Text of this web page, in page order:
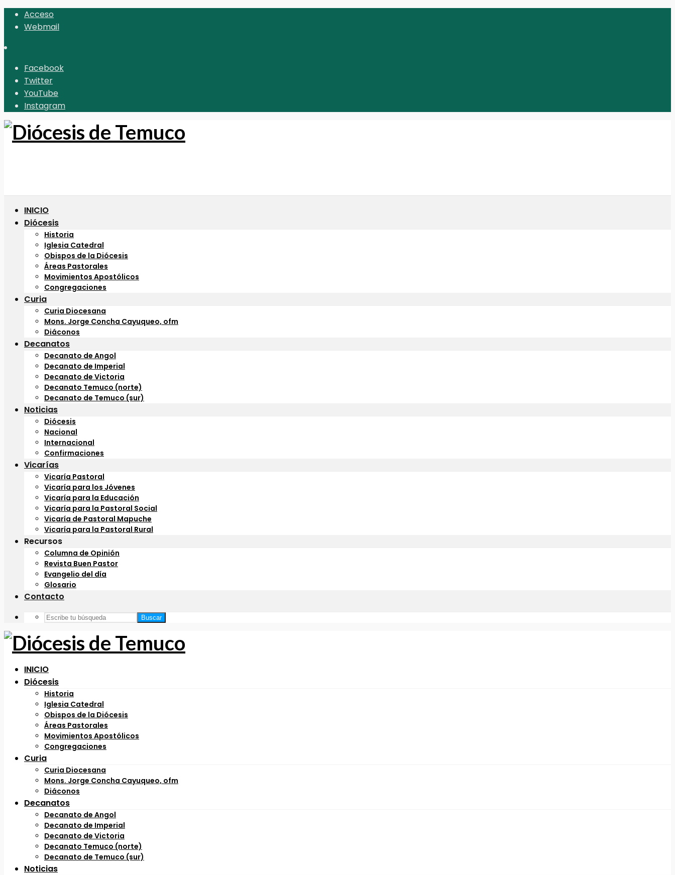
Acceso
Webmail
Facebook
Twitter
YouTube
Instagram
INICIO
Diócesis
Historia
Iglesia Catedral
Obispos de la Diócesis
Áreas Pastorales
Movimientos Apostólicos
Congregaciones
Curia
Curia Diocesana
Mons. Jorge Concha Cayuqueo, ofm
Diáconos
Decanatos
Decanato de Angol
Decanato de Imperial
Decanato de Victoria
Decanato Temuco (norte)
Decanato de Temuco (sur)
Noticias
Diócesis
Nacional
Internacional
Confirmaciones
Vicarías
Vicaría Pastoral
Vicaría para los Jóvenes
Vicaría para la Educación
Vicaría para la Pastoral Social
Vicaría de Pastoral Mapuche
Vicaría para la Pastoral Rural
Recursos
Columna de Opinión
Revista Buen Pastor
Evangelio del día
Glosario
Contacto
Buscar
INICIO
Diócesis
Historia
Iglesia Catedral
Obispos de la Diócesis
Áreas Pastorales
Movimientos Apostólicos
Congregaciones
Curia
Curia Diocesana
Mons. Jorge Concha Cayuqueo, ofm
Diáconos
Decanatos
Decanato de Angol
Decanato de Imperial
Decanato de Victoria
Decanato Temuco (norte)
Decanato de Temuco (sur)
Noticias